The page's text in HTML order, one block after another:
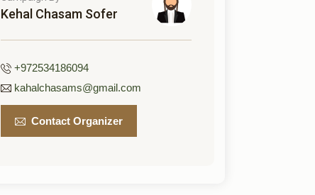
Kehal Chasam Sofer
+972534186094
kahalchasams@gmail.com
Contact Organizer